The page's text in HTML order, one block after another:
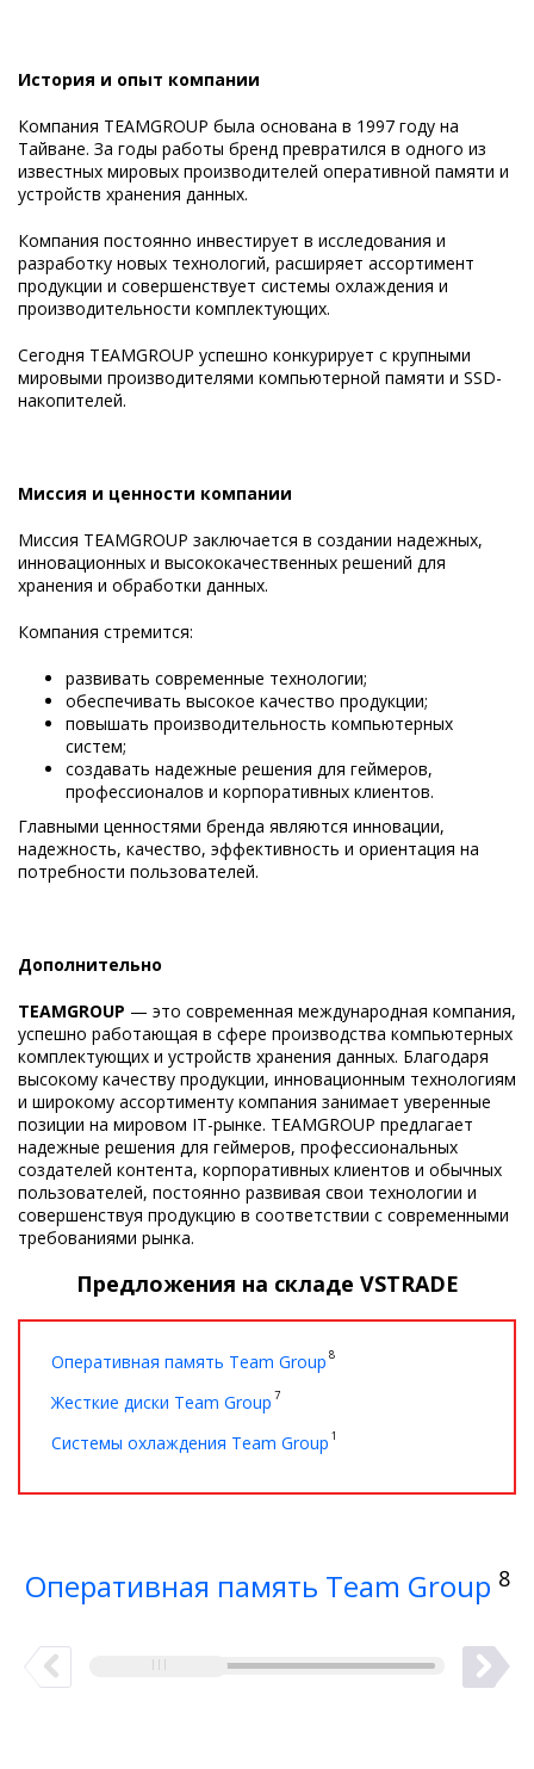
История и опыт компании
Компания TEAMGROUP была основана в 1997 году на
Тайване. За годы работы бренд превратился в одного из
известных мировых производителей оперативной памяти и
устройств хранения данных.
Компания постоянно инвестирует в исследования и
разработку новых технологий, расширяет ассортимент
продукции и совершенствует системы охлаждения и
производительности комплектующих.
Сегодня TEAMGROUP успешно конкурирует с крупными
мировыми производителями компьютерной памяти и SSD-
накопителей.
Миссия и ценности компании
Миссия TEAMGROUP заключается в создании надежных,
инновационных и высококачественных решений для
хранения и обработки данных.
Компания стремится:
развивать современные технологии;
обеспечивать высокое качество продукции;
повышать производительность компьютерных
систем;
создавать надежные решения для геймеров,
профессионалов и корпоративных клиентов.
Главными ценностями бренда являются инновации,
надежность, качество, эффективность и ориентация на
потребности пользователей.
Дополнительно
TEAMGROUP — это современная международная компания,
успешно работающая в сфере производства компьютерных
комплектующих и устройств хранения данных. Благодаря
высокому качеству продукции, инновационным технологиям
и широкому ассортименту компания занимает уверенные
позиции на мировом IT-рынке. TEAMGROUP предлагает
надежные решения для геймеров, профессиональных
создателей контента, корпоративных клиентов и обычных
пользователей, постоянно развивая свои технологии и
совершенствуя продукцию в соответствии с современными
требованиями рынка.
Предложения на складе VSTRADE
Оперативная память Team Group 8
Жесткие диски Team Group 7
Системы охлаждения Team Group 1
Оперативная память Team Group 8